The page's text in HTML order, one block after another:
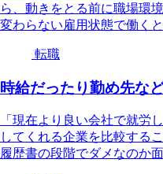
ら、動きをとる前に職場環
変わらない雇用状態で働く
転職
時給だったり勤め先な
「現在より良い会社で就労
してくれる企業を比較する
履歴書の段階でダメなのか